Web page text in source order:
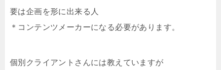
要は企画を形に出来る人
＊コンテンツメーカーになる必要があります。
個別クライアントさんには教えていますが